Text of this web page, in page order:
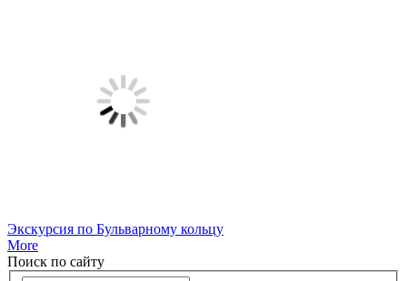
Экскурсия по Бульварному кольцу
More
Поиск по сайту